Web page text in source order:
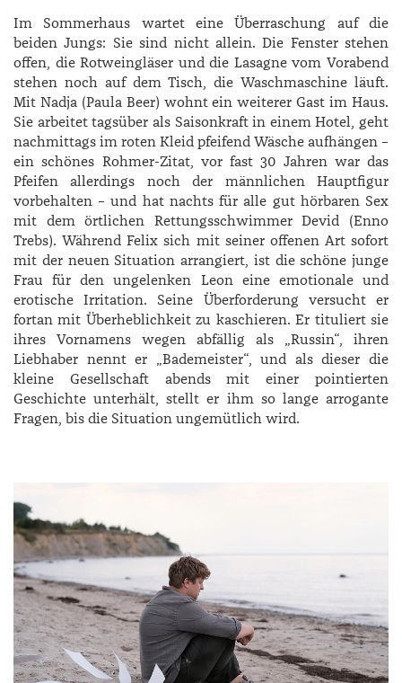
Im Sommerhaus wartet eine Überraschung auf die
beiden Jungs: Sie sind nicht allein. Die Fenster stehen
offen, die Rotweingläser und die Lasagne vom Vorabend
stehen noch auf dem Tisch, die Waschmaschine läuft.
Mit ­Nadja (­Paula Beer) wohnt ein weiterer Gast im Haus.
Sie arbeitet tagsüber als Saisonkraft in einem Hotel, geht
nachmittags im roten Kleid pfeifend Wäsche aufhängen –
ein schönes Rohmer-­Zitat, vor fast 30 Jahren war das
Pfeifen allerdings noch der männlichen Hauptfigur
vorbehalten – und hat nachts für alle gut hörbaren Sex
mit dem örtlichen Rettungsschwimmer ­Devid (Enno
Trebs). Während Felix sich mit seiner offenen Art sofort
mit der neuen Situation arrangiert, ist die schöne junge
Frau für den ungelenken Leon eine emotionale und
erotische Irritation. Seine Überforderung versucht er
fortan mit Überheblichkeit zu kaschieren. Er tituliert sie
ihres Vornamens wegen abfällig als „Russin“, ihren
Liebhaber nennt er „Bademeister“, und als dieser die
kleine Gesellschaft abends mit einer pointierten
Geschichte unterhält, stellt er ihm so lange arrogante
Fragen, bis die Situation ungemütlich wird.